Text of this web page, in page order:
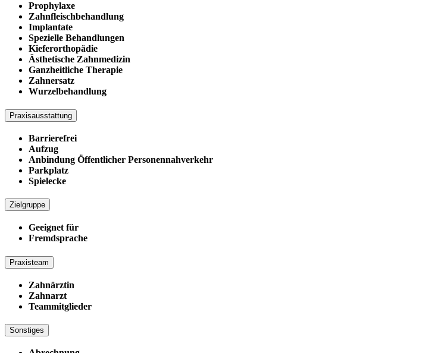
Prophylaxe
Zahnfleischbehandlung
Implantate
Spezielle Behandlungen
Kieferorthopädie
Ästhetische Zahnmedizin
Ganzheitliche Therapie
Zahnersatz
Wurzelbehandlung
Praxisausstattung
Barrierefrei
Aufzug
Anbindung Öffentlicher Personennahverkehr
Parkplatz
Spielecke
Zielgruppe
Geeignet für
Fremdsprache
Praxisteam
Zahnärztin
Zahnarzt
Teammitglieder
Sonstiges